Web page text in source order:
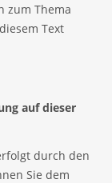
zum Thema
Text
auf dieser
durch den
Sie dem